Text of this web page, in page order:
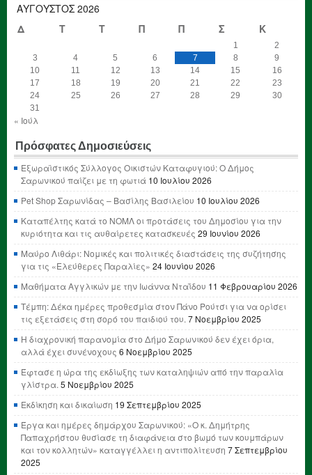
ΑΎΓΟΥΣΤΟΣ 2026
Δ
Τ Τ Π Π Σ Κ
1
2
3
4 5 6 7 8
9
10
11 12 13 14 15
16
17
18 19 20 21 22
23
24
25 26 27 28 29
30
31
« Ιούλ
Πρόσφατες Δημοσιεύσεις
Εξωραϊστικός Σύλλογος Οικιστών Καταφυγιού: Ο Δήμος
Σαρωνικού παίζει με τη φωτιά 10 Ιουλίου 2026
Pet Shop Σαρωνίδας – Βασίλης Βασιλείου 10 Ιουλίου 2026
Καταπέλτης κατά το ΝΟΜΛ οι προτάσεις του Δημοσίου για την
κυριότητα και τις αυθαίρετες κατασκευές 29 Ιουνίου 2026
Μαύρο Λιθάρι: Νομικές και πολιτικές διαστάσεις της συζήτησης
για τις «Ελεύθερες Παραλίες» 24 Ιουνίου 2026
Μαθήματα Αγγλικών με την Ιωάννα Νταΐδου 11 Φεβρουαρίου 2026
Τέμπη: Δέκα ημέρες προθεσμία στον Πάνο Ρούτσι για να ορίσει
τις εξετάσεις στη σορό του παιδιού του. 7 Νοεμβρίου 2025
Η διαχρονική παρανομία στο Δήμο Σαρωνικού δεν έχει όρια,
αλλά έχει συνένοχους 6 Νοεμβρίου 2025
Έφτασε η ώρα της εκδίωξης των καταληψιών από την παραλία
γλίστρα. 5 Νοεμβρίου 2025
Εκδίκηση και δικαίωση 19 Σεπτεμβρίου 2025
Έργα και ημέρες δημάρχου Σαρωνικού: «Ο κ. Δημήτρης
Παπαχρήστου θυσίασε τη διαφάνεια στο βωμό των κουμπάρων
και τον κολλητών» καταγγέλλει η αντιπολίτευση 7 Σεπτεμβρίου
2025